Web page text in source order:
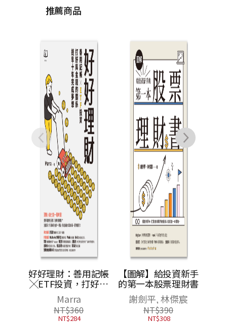
推薦商品
好好理財：善用記帳
╳ETF投資，打好與
金錢的關係，提早十
年完成夢想
Marra
NT$360
NT$284
【圖解】給投資新手
的第一本股票理財書
謝劍平, 林傑宸
NT$390
NT$308